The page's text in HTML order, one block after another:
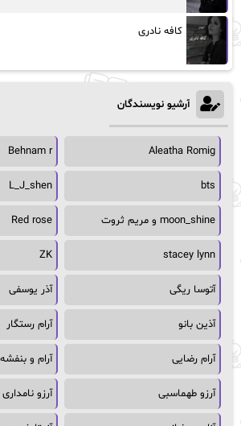
کافه نادری
آرشیو نویسندگان
Aleatha Romig
Behnam r
bts
L_J_shen
moon_shine و مریم ثروت Red rose
stacey lynn
ZK
آتوسا ریگی آذر یوسفی
آذین بانو آرام رستگار
آرام رضایی آرام و بنفشه
آرزو طهماسبی آرزو نامداری